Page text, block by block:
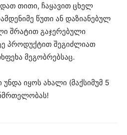
თითი, ჩაყავით ცხელ
წუთი ან დაზიანებულ
შრატით გაჯერებული
პროდუქტით შეგიძლიათ
მეგობრებსაც.
იყოს ახალი (მაქსიმუმ 5